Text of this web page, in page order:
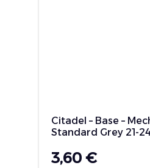
Citadel – Base –
Standard Grey 21-
3,60 €